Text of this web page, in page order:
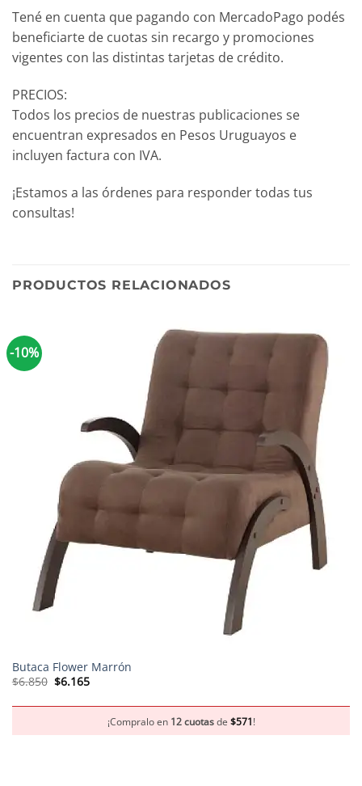
Tené en cuenta que pagando con MercadoPago podés
beneficiarte de cuotas sin recargo y promociones
vigentes con las distintas tarjetas de crédito.
PRECIOS:
Todos los precios de nuestras publicaciones se
encuentran expresados en Pesos Uruguayos e
incluyen factura con IVA.
¡Estamos a las órdenes para responder todas tus
consultas!
PRODUCTOS RELACIONADOS
-10%
Butaca Flower Marrón
$6.850 El
$6.165El
$6.165.
¡Compralo en 12 cuotasde $571!